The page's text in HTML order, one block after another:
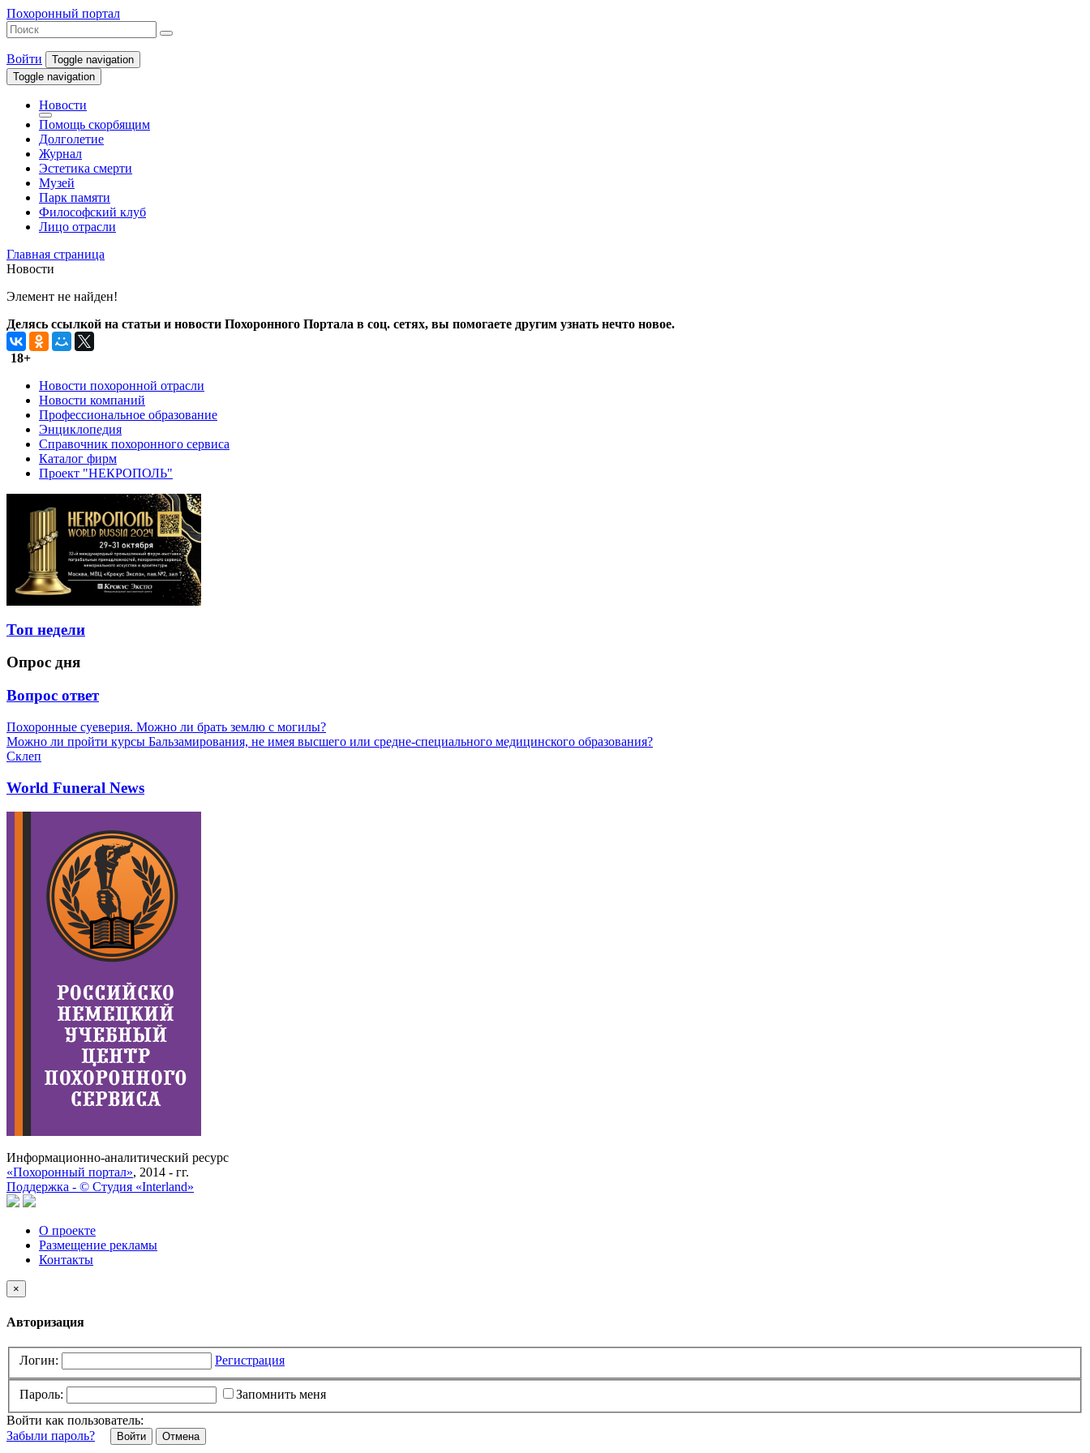
Похоронный портал
Войти
Toggle navigation
Toggle navigation
Новости
Помощь скорбящим
Долголетие
Журнал
Эстетика смерти
Музей
Парк памяти
Философский клуб
Лицо отрасли
Главная страница
Новости
Элемент не найден!
Делясь ссылкой на статьи и новости Похоронного Портала в соц. сетях, вы помогаете другим узнать нечто новое.
18+
Новости похоронной отрасли
Новости компаний
Профессиональное образование
Энциклопедия
Справочник похоронного сервиса
Каталог фирм
Проект "НЕКРОПОЛЬ"
Топ недели
Опрос дня
Вопрос ответ
Похоронные суеверия. Можно ли брать землю с могилы?
Можно ли пройти курсы Бальзамирования, не имея высшего или средне-специального медицинского образования?
Склеп
World Funeral News
Информационно-аналитический ресурс
«Похоронный портал», 2014 - гг.
Поддержка - © Cтудия «Interland»
О проекте
Размещение рекламы
Контакты
×
Авторизация
Логин: Регистрация
Пароль:
Запомнить меня
Войти как пользователь:
Забыли пароль?
Отмена